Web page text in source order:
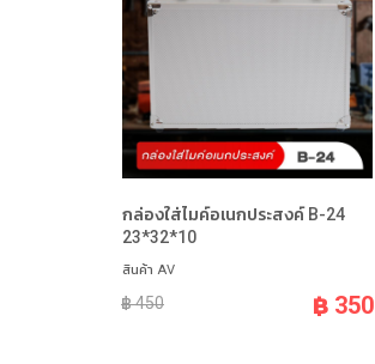
กล่องใส่ไมค์อเนกประสงค์ B-24
23*32*10
สินค้า AV
฿ 450 ฿ 350